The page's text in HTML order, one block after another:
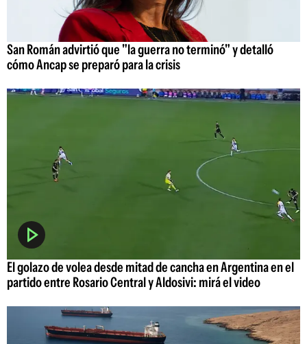
San Román advirtió que "la guerra no terminó" y detalló
cómo Ancap se preparó para la crisis
El golazo de volea desde mitad de cancha en Argentina en el
partido entre Rosario Central y Aldosivi: mirá el video